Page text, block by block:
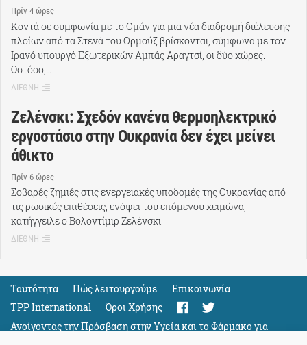
Πρίν 4 ώρες
Κοντά σε συμφωνία με το Ομάν για μια νέα διαδρομή διέλευσης
πλοίων από τα Στενά του Ορμούζ βρίσκονται, σύμφωνα με τον
Ιρανό υπουργό Εξωτερικών Αμπάς Αραγτσί, οι δύο χώρες.
Ωστόσο,…
ΔΙΕΘΝΗ
Ζελένσκι: Σχεδόν κανένα θερμοηλεκτρικό
εργοστάσιο στην Ουκρανία δεν έχει μείνει
άθικτο
Πρίν 6 ώρες
Σοβαρές ζημιές στις ενεργειακές υποδομές της Ουκρανίας από
τις ρωσικές επιθέσεις, ενόψει του επόμενου χειμώνα,
κατήγγειλε ο Βολοντίμιρ Ζελένσκι.
ΔΙΕΘΝΗ
Ταυτότητα Πώς λειτουργούμε
Eπικοινωνία
TPP International
Όροι Χρήσης
Ανοίγοντας την Πρόσβαση στην Υγεία και το Φάρμακο για
Όλους